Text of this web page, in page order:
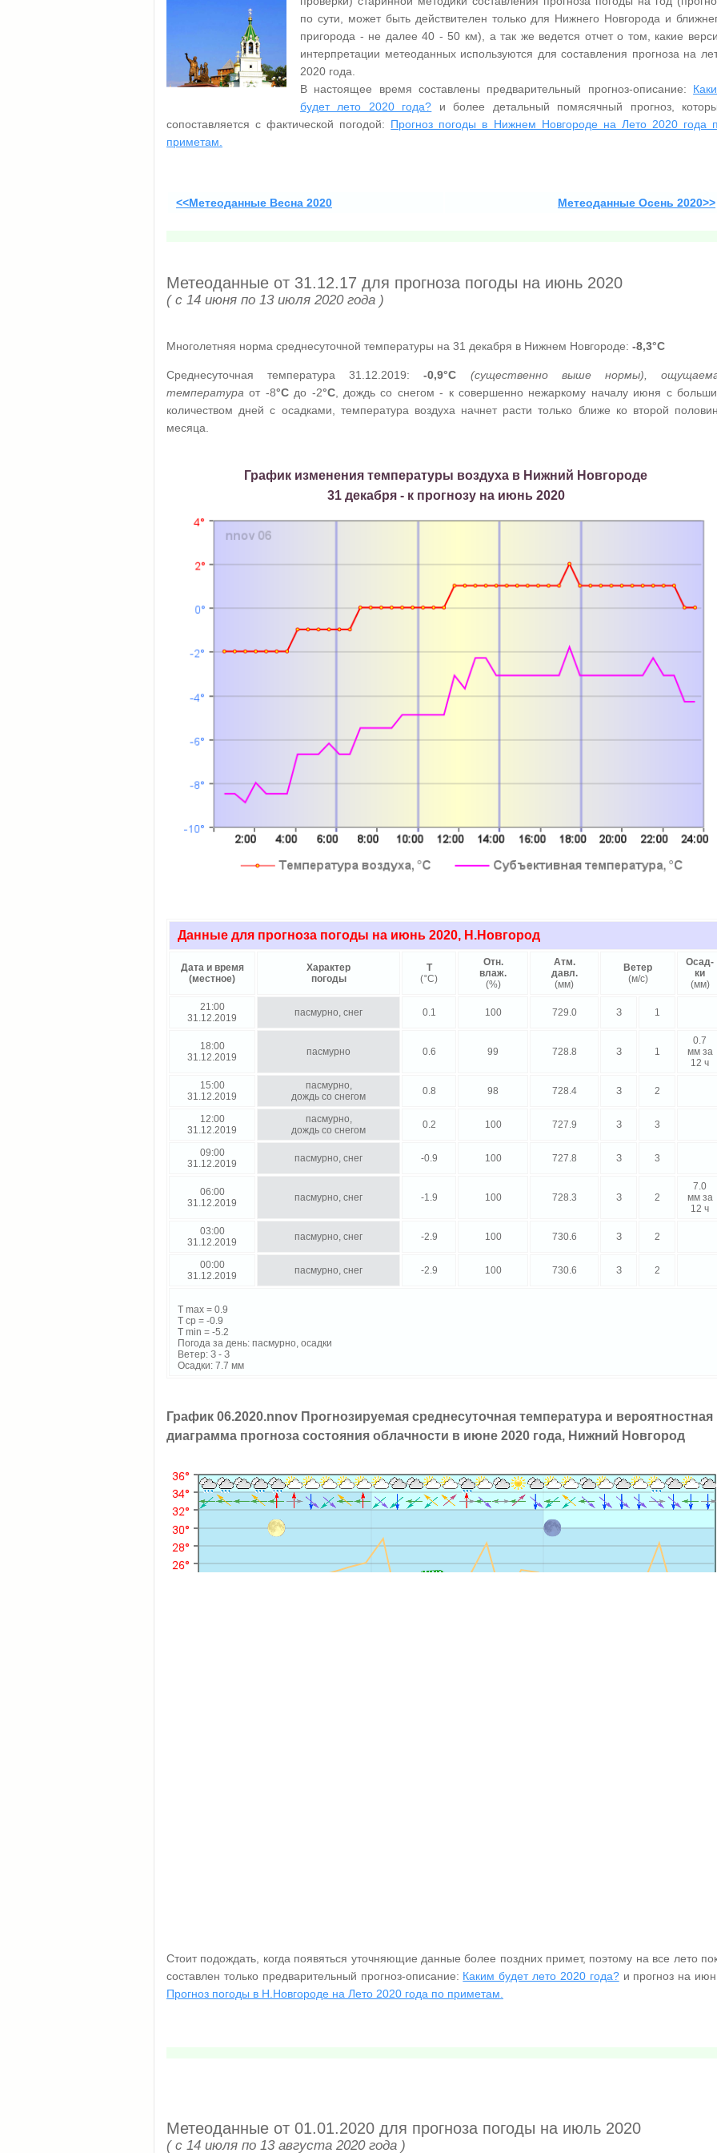
по сути, может быть действителен только для Нижнего Новгорода и
пригорода - не далее 40 - 50 км), а так же ведется отчет о том, какие
интерпретации метеоданных используются для составления прогноза на
2020 года.
В настоящее время составлены предварительный прогноз-описание:
будет лето 2020 года? и более детальный помясячный прогноз,
сопоставляется с фактической погодой: Прогноз погоды в Нижнем Новгороде на Лето 2020 года
приметам.
<<Метеоданные Весна 2020 Метеоданные Осень 2020>>
Метеоданные от 31.12.17 для прогноза погоды на июнь 2020
( с 14 июня по 13 июля 2020 года )
Многолетняя норма среднесуточной температуры на 31 декабря в Нижнем Новгороде: -8,3°C
Среднесуточная температура 31.12.2019:-0,9°C
(существенно выше нормы),
температура от -8°Cдо -2°C, дождь со снегом - к совершенно нежаркому началу июня с
количеством дней с осадками, температура воздуха начнет расти только ближе ко второй
месяца.
График изменения температуры воздуха в Нижний Новгороде
31 декабря - к прогнозу на июнь 2020
Данные для прогноза погоды на июнь 2020, Н.Новгород
Дата и время
(местное)
Характер
погоды
Т
(°C)
Отн.
влаж.
(%)
Атм.
давл.
(мм)
Ветер
(м/с)
Осад-
ки
(мм)
21:00
31.12.2019
пасмурно, снег 0.1 100 729.0 З 1
18:00
31.12.2019
пасмурно 0.6 99 728.8 З 1
0.7
мм за
12 ч
15:00
31.12.2019
пасмурно,
дождь со снегом
0.8 98 728.4 З 2
12:00
31.12.2019
пасмурно,
дождь со снегом
0.2 100 727.9 З 3
09:00
31.12.2019
пасмурно, снег -0.9 100 727.8 З 3
06:00
31.12.2019
пасмурно, снег -1.9 100 728.3 З 2
7.0
мм за
12 ч
03:00
31.12.2019
пасмурно, снег -2.9 100 730.6 З 2
00:00
31.12.2019
пасмурно, снег -2.9 100 730.6 З 2
T max = 0.9
T cp = -0.9
T min = -5.2
Погода за день: пасмурно, осадки
Ветер: З - З
Осадки: 7.7 мм
График 06.2020.nnov Прогнозируемая среднесуточная температура и вероятностная
диаграмма прогноза состояния облачности в июне 2020 года, Нижний Новгород
Стоит подождать, когда появяться уточняющие данные более поздних примет, поэтому на все лето
составлен только предварительный прогноз-описание: Каким будет лето 2020 года?и прогноз на
Прогноз погоды в Н.Новгороде на Лето 2020 года по приметам.
Метеоданные от 01.01.2020 для прогноза погоды на июль 2020
( с 14 июля по 13 августа 2020 года )